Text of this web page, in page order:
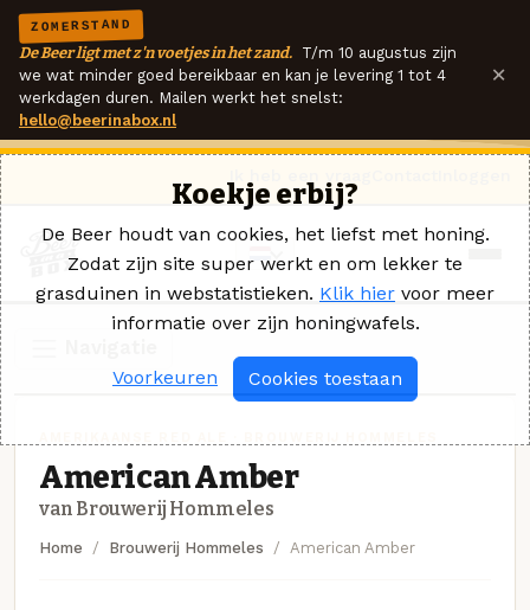
ZOMERSTAND
De Beer ligt met z'n voetjes in het zand. T/m 10 augustus zijn
we wat minder goed bereikbaar en kan je levering 1 tot 4
werkdagen duren. Mailen werkt het snelst:
hello@beerinabox.nl
×
American Amber
van Brouwerij Hommeles
Home Brouwerij Hommeles American Amber
Koekje erbij?
De Beer houdt van cookies, het liefst met honing.
Zodat zijn site super werkt en om lekker te
grasduinen in webstatistieken. Klik hier voor meer
informatie over zijn honingwafels.
Voorkeuren Cookies toestaan